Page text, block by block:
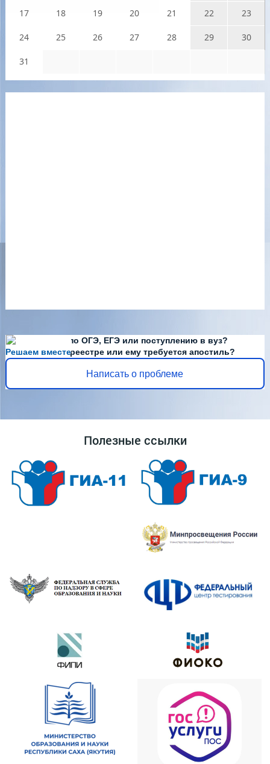
17 18 19 20 21 22 23
24 25 26 27 28 29 30
31
Решаем вместе
Есть вопросы по ОГЭ, ЕГЭ или поступлению в вуз?
Диплома нет в реестре или ему требуется апостиль?
Написать о проблеме
Полезные ссылки